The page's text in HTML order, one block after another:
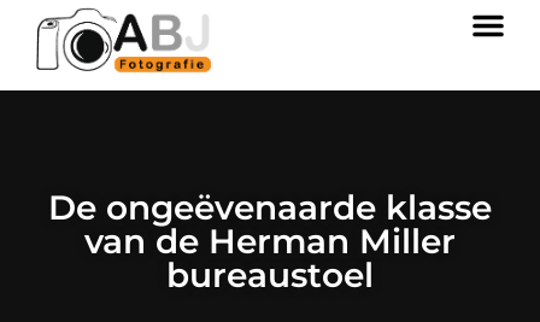
De ongeëvenaarde klasse
van de Herman Miller
bureaustoel